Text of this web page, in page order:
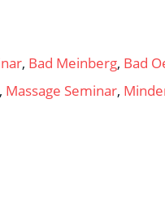
, Bad Meinberg, Bad
, Massage Seminar,